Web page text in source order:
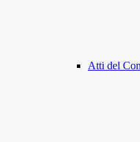
Atti del